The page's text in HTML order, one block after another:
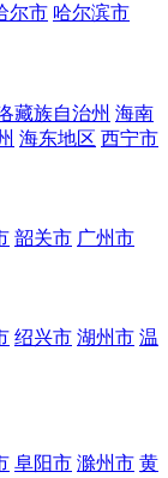
尔市 哈尔滨市
藏族自治州 海南
海东地区 西宁市
韶关市 广州市
绍兴市 湖州市 温
阜阳市 滁州市 黄